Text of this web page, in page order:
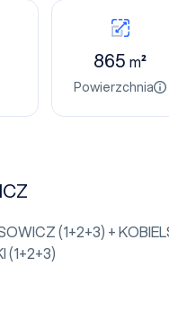
865m²
Powierzchnia
(1+2+3) +
(1+2+3)